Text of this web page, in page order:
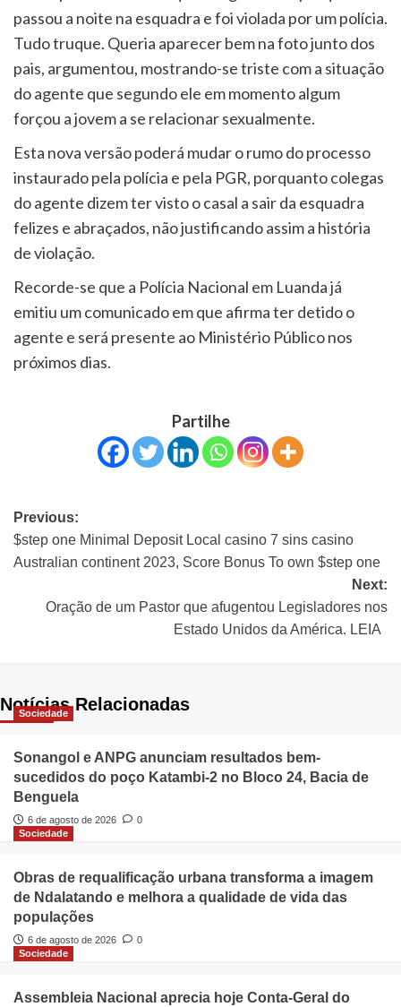
passou a noite na esquadra e foi violada por um polícia.
Tudo truque. Queria aparecer bem na foto junto dos
pais, argumentou, mostrando-se triste com a situação
do agente que segundo ele em momento algum
forçou a jovem a se relacionar sexualmente.
Esta nova versão poderá mudar o rumo do processo
instaurado pela polícia e pela PGR, porquanto colegas
do agente dizem ter visto o casal a sair da esquadra
felizes e abraçados, não justificando assim a história
de violação.
Recorde-se que a Polícia Nacional em Luanda já
emitiu um comunicado em que afirma ter detido o
agente e será presente ao Ministério Público nos
próximos dias.
Partilhe
Previous:
$step one Minimal Deposit Local casino 7 sins casino
Australian continent 2023, Score Bonus To own $step one
Next:
Oração de um Pastor que afugentou Legisladores nos
Estado Unidos da América. LEIA
Notícias Relacionadas
Sociedade
Sonangol e ANPG anunciam resultados bem-
sucedidos do poço Katambi-2 no Bloco 24, Bacia de
Benguela
6 de agosto de 2026
0
Sociedade
Obras de requalificação urbana transforma a imagem
de Ndalatando e melhora a qualidade de vida das
populações
6 de agosto de 2026
0
Sociedade
Assembleia Nacional aprecia hoje Conta-Geral do